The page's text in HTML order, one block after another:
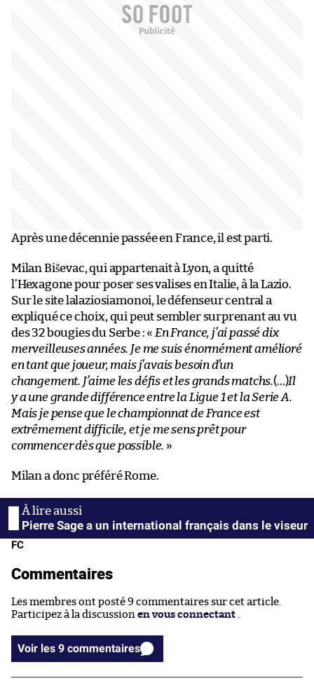
Après une décennie passée en France, il est parti.
Milan Biševac, qui appartenait à Lyon, a quitté
l’Hexagone pour poser ses valises en Italie, à la Lazio.
Sur le site lalaziosiamonoi, le défenseur central a
expliqué ce choix, qui peut sembler surprenant au vu
des 32 bougies du Serbe : « En France, j’ai passé dix
merveilleuses années. Je me suis énormément amélioré
en tant que joueur, mais j’avais besoin d’un
changement. J’aime les défis et les grands matchs.(…)Il
y a une grande différence entre la Ligue 1 et la Serie A.
Mais je pense que le championnat de France est
extrêmement difficile, et je me sens prêt pour
commencer dès que possible. »
Milan a donc préféré Rome.
Pierre Sage a un international français dans le viseur
FC
Commentaires
Les membres ont posté 9 commentaires sur cet article.
Participez à la discussion en vous connectant .
Voir les 9 commentaires